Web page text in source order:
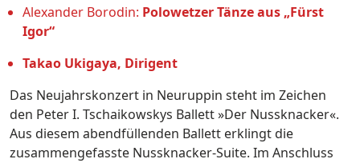
Alexander Borodin: Polowetzer Tänze aus „Fürst
Igor“
Takao Ukigaya, Dirigent
Das Neujahrskonzert in Neuruppin steht im Zeichen
den Peter I. Tschaikowskys Ballett »Der Nussknacker«.
Aus diesem abendfüllenden Ballett erklingt die
zusammengefasste Nussknacker-Suite. Im Anschluss